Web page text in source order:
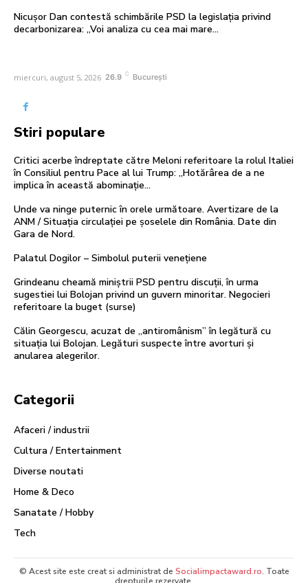
Nicușor Dan contestă schimbările PSD la legislația privind
decarbonizarea: „Voi analiza cu cea mai mare…
miercuri, august 5, 2026 26.9 C București
Stiri populare
Critici acerbe îndreptate către Meloni referitoare la rolul Italiei
în Consiliul pentru Pace al lui Trump: „Hotărârea de a ne
implica în această abominație...
Unde va ninge puternic în orele următoare. Avertizare de la
ANM / Situația circulației pe șoselele din România. Date din
Gara de Nord.
Palatul Dogilor – Simbolul puterii venețiene
Grindeanu cheamă miniștrii PSD pentru discuții, în urma
sugestiei lui Bolojan privind un guvern minoritar. Negocieri
referitoare la buget (surse)
Călin Georgescu, acuzat de „antiromânism” în legătură cu
situația lui Bolojan. Legături suspecte între avorturi și
anularea alegerilor.
Categorii
Afaceri / industrii
Cultura / Entertainment
Diverse noutati
Home & Deco
Sanatate / Hobby
Tech
© Acest site este creat si administrat de Socialimpactaward.ro. Toate
drepturile rezervate.